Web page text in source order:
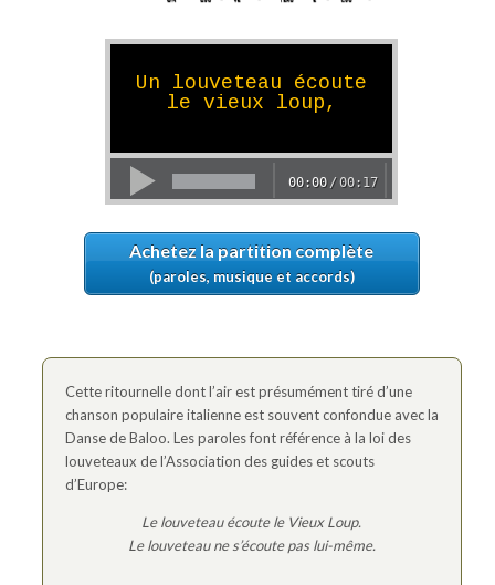
Achetez la partition complète
(paroles, musique et accords)
Cette ritournelle dont l’air est présumément tiré d’une
chanson populaire italienne est souvent confondue avec la
Danse de Baloo. Les paroles font référence à la loi des
louveteaux de l’Association des guides et scouts
d’Europe:
Le louveteau écoute le Vieux Loup.
Le louveteau ne s’écoute pas lui-même.